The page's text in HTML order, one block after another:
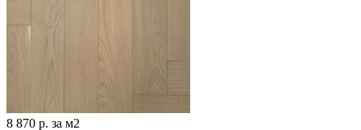
8 870 р. за м2